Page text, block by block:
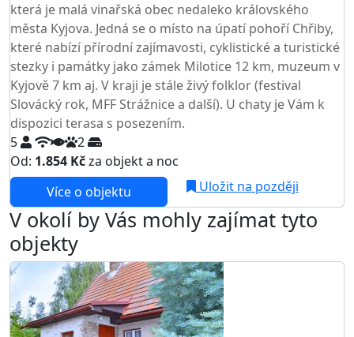
která je malá vinařská obec nedaleko královského
města Kyjova. Jedná se o místo na úpatí pohoří Chřiby,
které nabízí přírodní zajímavosti, cyklistické a turistické
stezky i památky jako zámek Milotice 12 km, muzeum v
Kyjově 7 km aj. V kraji je stále živý folklor (festival
Slovácký rok, MFF Strážnice a další). U chaty je Vám k
dispozici terasa s posezením.
5
2
Od: 1.854 Kčza objekt a noc
Více o objektu
Uložit na později
V okolí by Vás mohly zajímat tyto
objekty